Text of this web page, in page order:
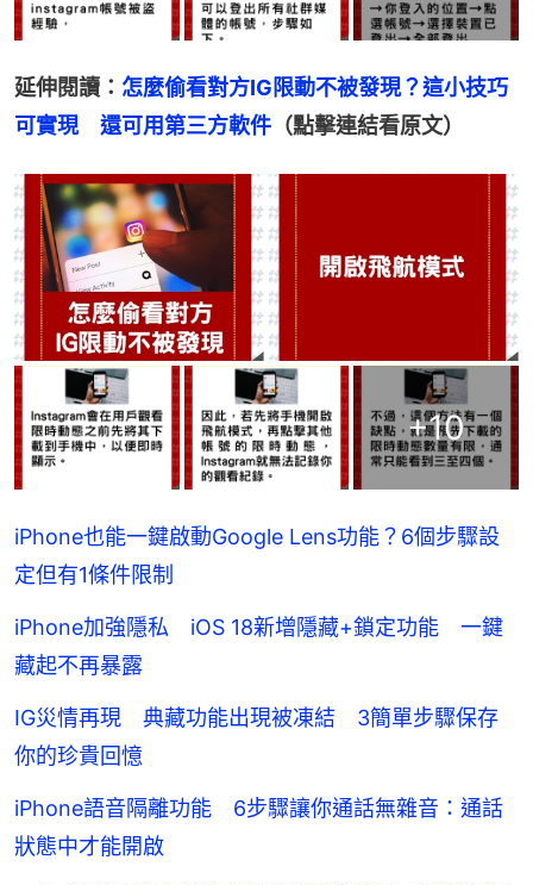
延伸閱讀： 怎麼偷看對方IG限動不被發現？這小技巧
可實現　還可用第三方軟件 （點擊連結看原文）
+10
iPhone也能一鍵啟動Google Lens功能？6個步驟設
定但有1條件限制
iPhone加強隱私 iOS 18新增隱藏+鎖定功能 一鍵
藏起不再暴露
IG災情再現 典藏功能出現被凍結 3簡單步驟保存
你的珍貴回憶
iPhone語音隔離功能 6步驟讓你通話無雜音：通話
狀態中才能開啟